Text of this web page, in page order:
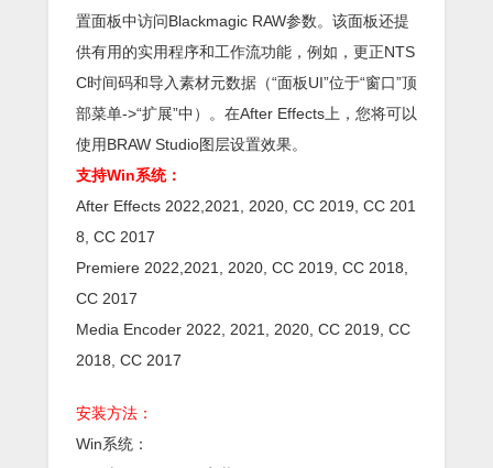
置面板中访问Blackmagic RAW参数。该面板还提
供有用的实用程序和工作流功能，例如，更正NTS
C时间码和导入素材元数据（“面板UI”位于“窗口”顶
部菜单->“扩展”中）。在After Effects上，您将可以
使用BRAW Studio图层设置效果。
支持Win系统：
After Effects 2022,2021, 2020, CC 2019, CC 201
8, CC 2017
Premiere 2022,2021, 2020, CC 2019, CC 2018,
CC 2017
Media Encoder 2022, 2021, 2020, CC 2019, CC
2018, CC 2017
安装方法：
Win系统：